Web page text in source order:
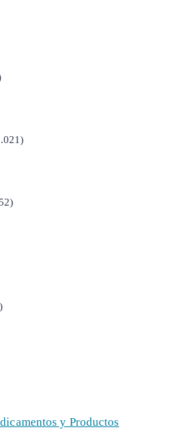
y Productos